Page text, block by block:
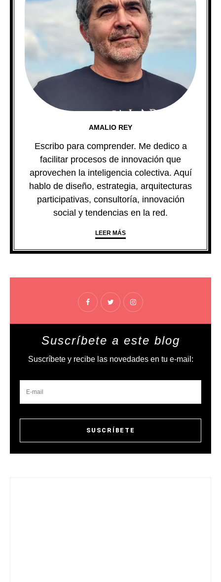
AMALIO REY
Escribo para comprender. Me dedico a
facilitar procesos de innovación que
aprovechen la inteligencia colectiva. Aquí
hablo de diseño, estrategia, arquitecturas
participativas, consultoría, innovación
social y tendencias en la red.
LEER MÁS
Suscríbete a este blog
Suscríbete y recibe las novedades en tu e-mail: